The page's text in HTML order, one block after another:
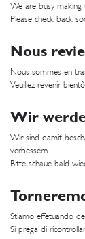
We are busy making
Please check back
Nous
Nous sommes en
Veuillez revenir
Wir
Wir sind damit
verbessern.
Bitte schaue bald
Stiamo effetuando
Si prega di